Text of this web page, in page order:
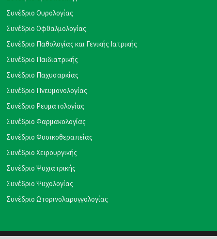
Συνέδριο Ουρολογίας
Συνέδριο Οφθαλμολογίας
Συνέδριο Παθολογίας και Γενικής Ιατρικής
Συνέδριο Παιδιατρικής
Συνέδριο Παχυσαρκίας
Συνέδριο Πνευμονολογίας
Συνέδριο Ρευματολογίας
Συνέδριο Φαρμακολογίας
Συνέδριο Φυσικοθεραπείας
Συνέδριο Χειρουργικής
Συνέδριο Ψυχιατρικής
Συνέδριο Ψυχολογίας
Συνέδριο Ωτορινολαρυγγολογίας